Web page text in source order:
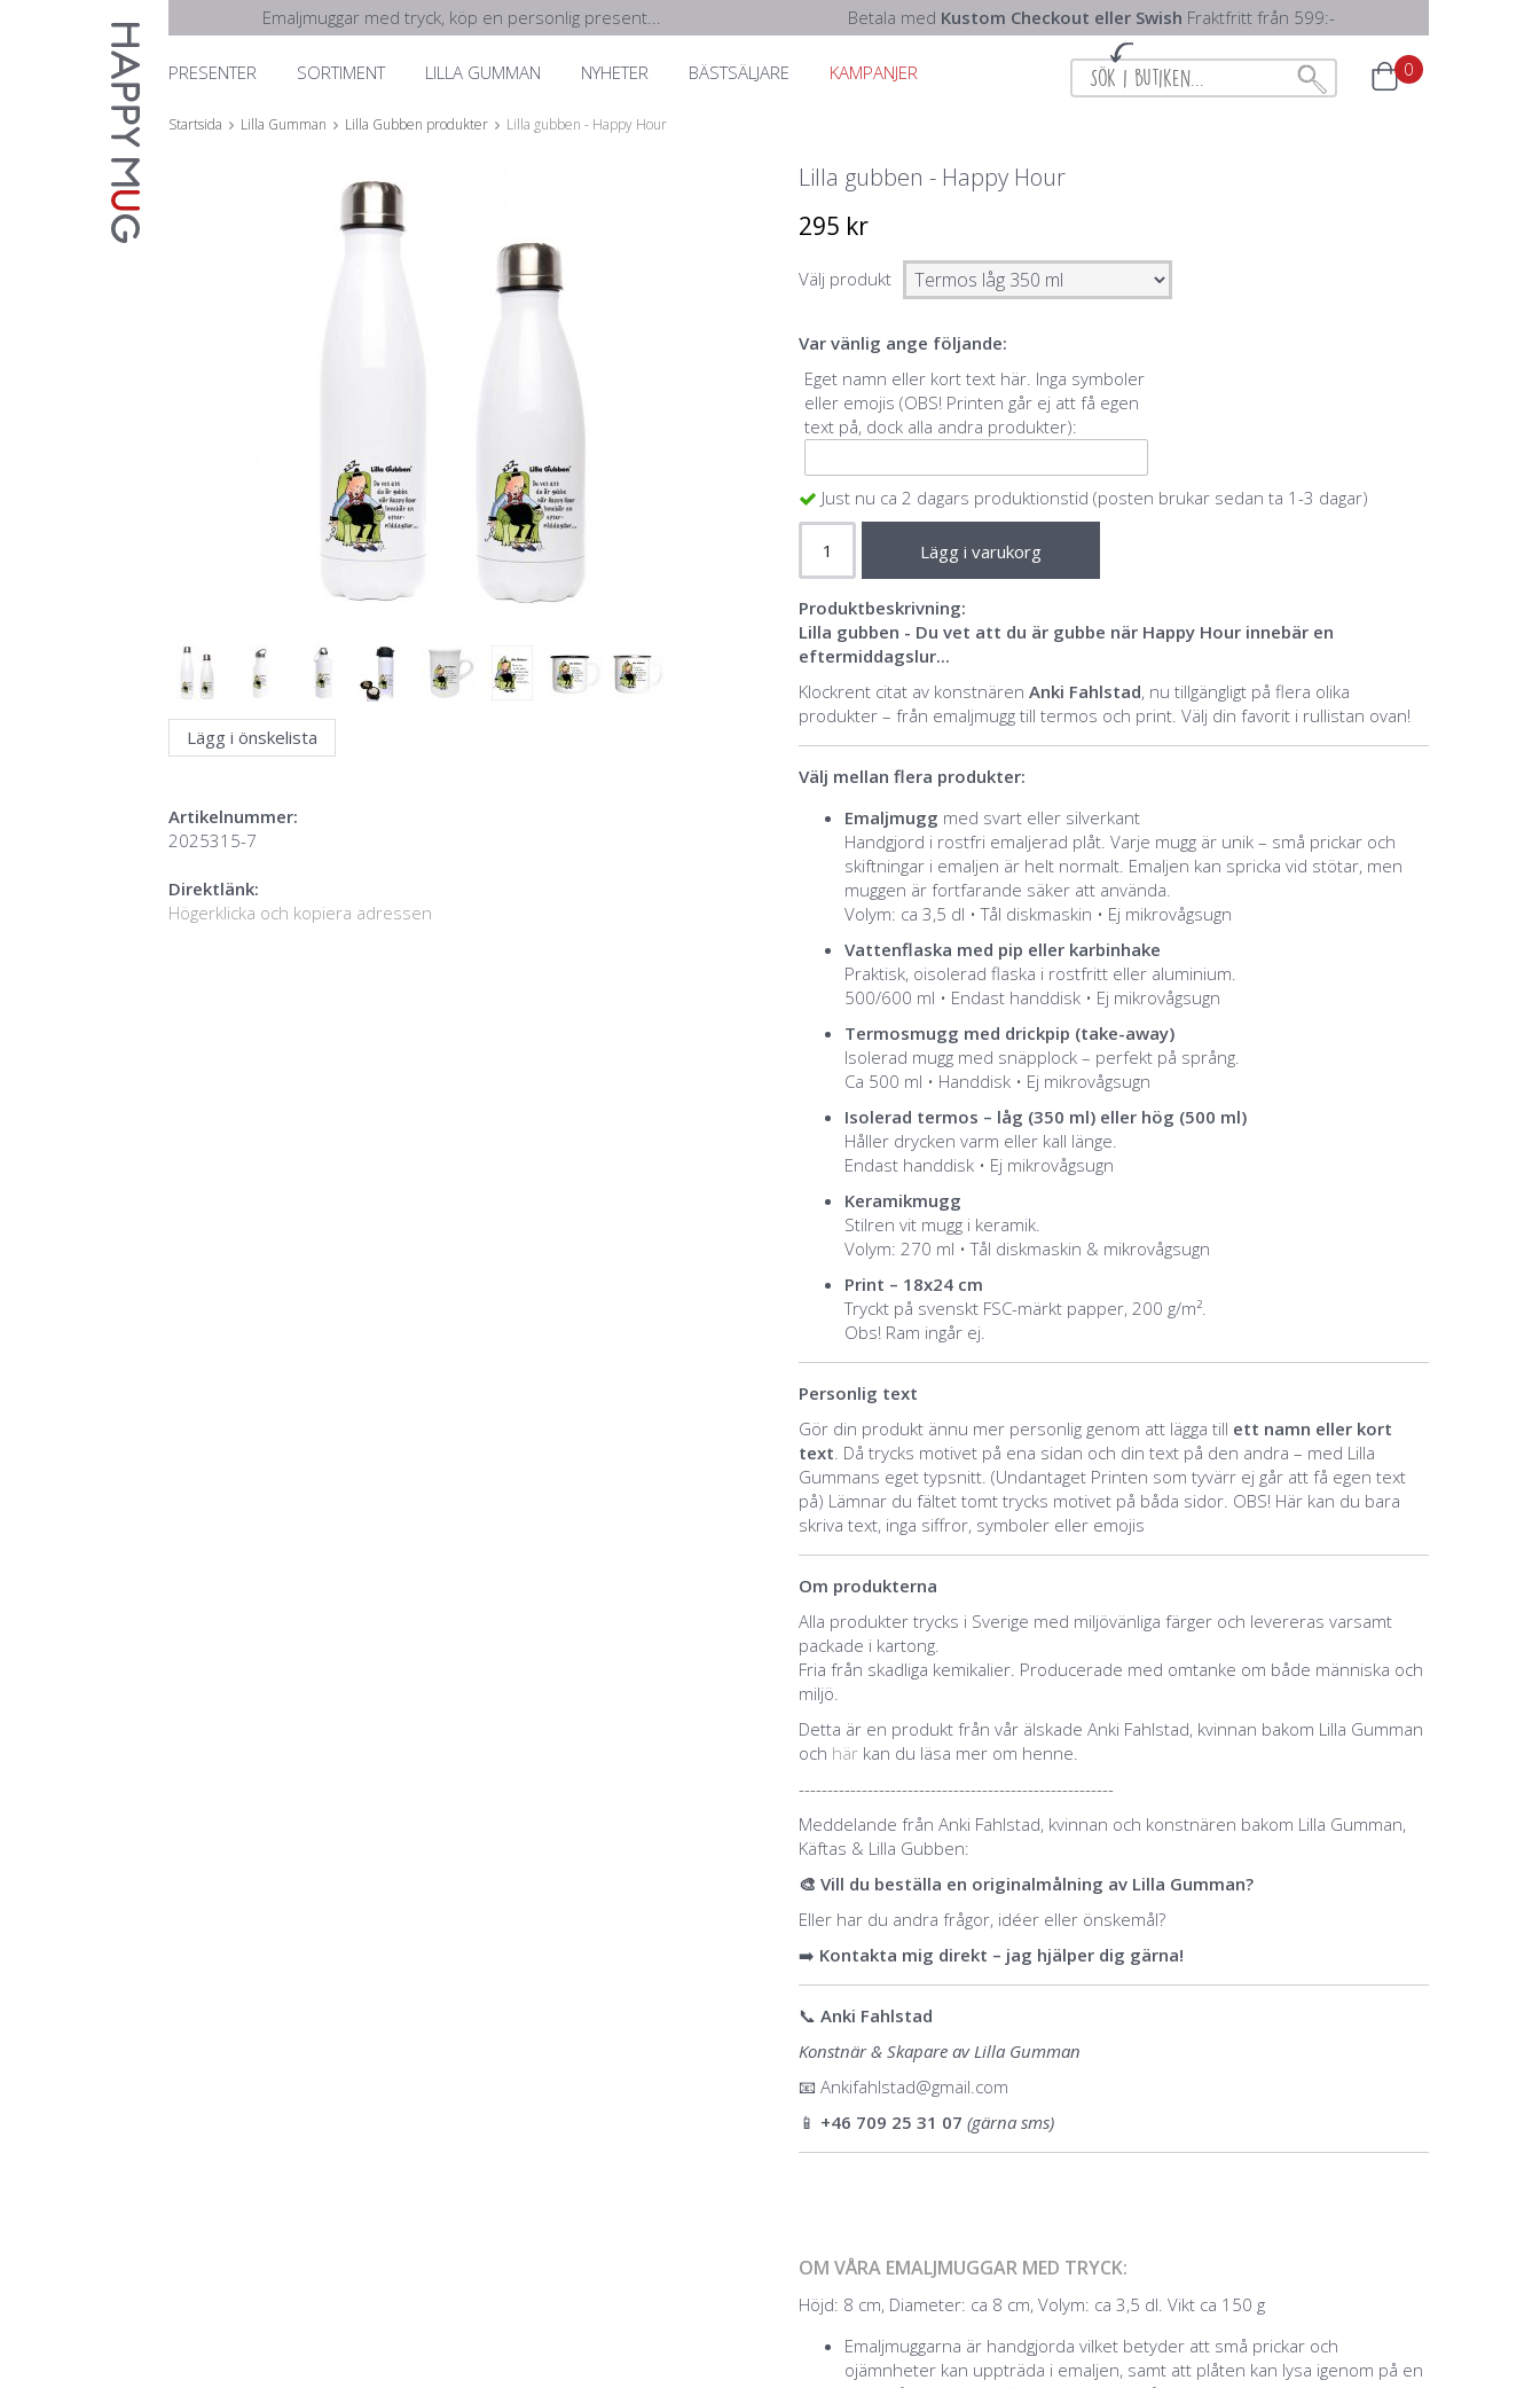
Emaljmuggar med tryck, köp en personlig present... Betala med Kustom Checkout eller Swish Fraktfritt från 599:-
PRESENTER SORTIMENT LILLA GUMMAN NYHETER BÄSTSÄLJARE KAMPANJER 0
Startsida Lilla Gumman Lilla Gubben produkter Lilla gubben - Happy Hour
Lilla gubben - Happy Hour
295 kr
Välj produkt
Var vänlig ange följande:
Eget namn eller kort text här. Inga symboler
eller emojis (OBS! Printen går ej att få egen
text på, dock alla andra produkter):
Just nu ca 2 dagars produktionstid (posten brukar sedan ta 1-3 dagar)
Lägg i varukorg
Produktbeskrivning:
Lilla gubben - Du vet att du är gubbe när Happy Hour innebär en
eftermiddagslur...
Klockrent citat av konstnären Anki Fahlstad, nu tillgängligt på flera olika
produkter – från emaljmugg till termos och print. Välj din favorit i rullistan ovan!
Välj mellan flera produkter:
Emaljmugg med svart eller silverkant
Handgjord i rostfri emaljerad plåt. Varje mugg är unik – små prickar och
skiftningar i emaljen är helt normalt. Emaljen kan spricka vid stötar, men
muggen är fortfarande säker att använda.
Volym: ca 3,5 dl • Tål diskmaskin • Ej mikrovågsugn
Vattenflaska med pip eller karbinhake
Praktisk, oisolerad flaska i rostfritt eller aluminium.
500/600 ml • Endast handdisk • Ej mikrovågsugn
Termosmugg med drickpip (take-away)
Isolerad mugg med snäpplock – perfekt på språng.
Ca 500 ml • Handdisk • Ej mikrovågsugn
Isolerad termos – låg (350 ml) eller hög (500 ml)
Håller drycken varm eller kall länge.
Endast handdisk • Ej mikrovågsugn
Keramikmugg
Stilren vit mugg i keramik.
Volym: 270 ml • Tål diskmaskin & mikrovågsugn
Print – 18x24 cm
Tryckt på svenskt FSC-märkt papper, 200 g/m².
Obs! Ram ingår ej.
Personlig text
Gör din produkt ännu mer personlig genom att lägga till ett namn eller kort
text. Då trycks motivet på ena sidan och din text på den andra – med Lilla
Gummans eget typsnitt. (Undantaget Printen som tyvärr ej går att få egen text
på) Lämnar du fältet tomt trycks motivet på båda sidor. OBS! Här kan du bara
skriva text, inga siffror, symboler eller emojis
Om produkterna
Alla produkter trycks i Sverige med miljövänliga färger och levereras varsamt
packade i kartong.
Fria från skadliga kemikalier. Producerade med omtanke om både människa och
miljö.
Detta är en produkt från vår älskade Anki Fahlstad, kvinnan bakom Lilla Gumman
och här kan du läsa mer om henne.
-------------------------------------------------------
Meddelande från Anki Fahlstad, kvinnan och konstnären bakom Lilla Gumman,
Käftas & Lilla Gubben:
🎨 Vill du beställa en originalmålning av Lilla Gumman?
Eller har du andra frågor, idéer eller önskemål?
➡️ Kontakta mig direkt – jag hjälper dig gärna!
📞 Anki Fahlstad
Konstnär & Skapare av Lilla Gumman
📧 Ankifahlstad@gmail.com
📱 +46 709 25 31 07 (gärna sms)
OM VÅRA EMALJMUGGAR MED TRYCK:
Höjd: 8 cm, Diameter: ca 8 cm, Volym: ca 3,5 dl. Vikt ca 150 g
Emaljmuggarna är handgjorda vilket betyder att små prickar och
ojämnheter kan uppträda i emaljen, samt att plåten kan lysa igenom på en
Lägg i önskelista
Artikelnummer:
2025315-7
Direktlänk:
Högerklicka och kopiera adressen